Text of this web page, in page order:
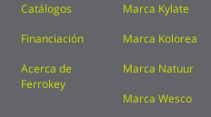
Catálogos
Financiación
Acerca de
Ferrokey
Marca Kylate
Marca Kolorea
Marca Natuur
Marca Wesco